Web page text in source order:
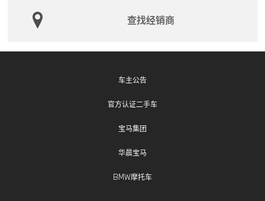
宝马（中国）汽车贸易有限公司和华晨宝马汽车有限公
隐患。
宝马（中国）汽车贸易有限公司和华晨宝马汽车有限公
户可拨打宝马售后服务热线：400-800-6666（固话或
手机拨打均可），了解此次召回的详细信息。
查找经销商
车主公告
官方认证二手车
宝马集团
华晨宝马
BMW摩托车